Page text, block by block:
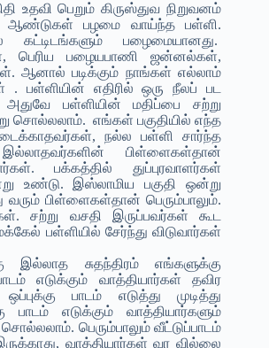
உதவி பெறும் கிருஸ்துவ நிறுவனம்
ஆண்டுகள் பழமை வாய்ந்த பள்ளி.
கட்டிடங்களும் பழைமையானது.
பெரிய பழையபாணி ஜன்னல்கள்,
ஆனால் படிக்கும் நாங்கள் எல்லாம்
. பள்ளியின் எதிரில் ஒரு நீலப் பட
பள்ளியின் மதிப்பை சற்று
சொல்லலாம். எங்கள் பகுதியில் எந்த
நல்ல பள்ளி சார்ந்த
பிள்ளைகள்தான்
பக்கத்தில் துப்புரவாளர்கள்
உண்டு. இஸ்லாமிய பகுதி ஒன்று
வரும் பிள்ளைகள்தான் பெரும்பாலும்.
சற்று வசதி இருப்பவர்கள் கூட
பள்ளியில் சேர்ந்து விடுவார்கள்
இல்லாத சுதந்திரம் எங்களுக்கு
எடுக்கும் வாத்தியார்கள் தவிர
பாடம் எடுத்து முடித்து
பாடம் எடுக்கும் வாத்தியார்களும்
பெரும்பாலும் வீட்டுப்பாடம்
வாத்தியார்கள் வர வில்லை